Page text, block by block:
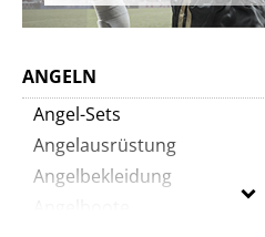
ANGELN
Angel-Sets
Angelausrüstung
Angelbekleidung